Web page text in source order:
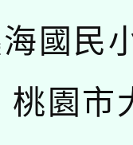
國民
園市